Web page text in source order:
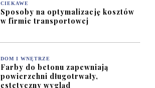
CIEKAWE
Sposoby na optymalizację kosztów
w firmie transportowej
DOM I WNĘTRZE
Farby do betonu zapewniają
powierzchni długotrwały,
estetyczny wygląd